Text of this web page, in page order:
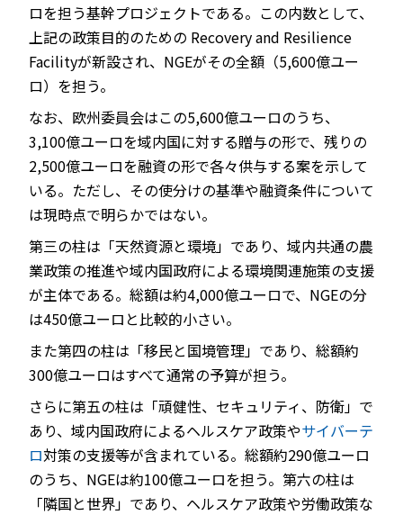
ロを担う基幹プロジェクトである。この内数として、
上記の政策目的のための Recovery and Resilience
Facilityが新設され、NGEがその全額（5,600億ユー
ロ）を担う。
なお、欧州委員会はこの5,600億ユーロのうち、
3,100億ユーロを域内国に対する贈与の形で、残りの
2,500億ユーロを融資の形で各々供与する案を示して
いる。ただし、その使分けの基準や融資条件について
は現時点で明らかではない。
第三の柱は「天然資源と環境」であり、域内共通の農
業政策の推進や域内国政府による環境関連施策の支援
が主体である。総額は約4,000億ユーロで、NGEの分
は450億ユーロと比較的小さい。
また第四の柱は「移民と国境管理」であり、総額約
300億ユーロはすべて通常の予算が担う。
さらに第五の柱は「頑健性、セキュリティ、防衛」で
あり、域内国政府によるヘルスケア政策やサイバーテ
ロ対策の支援等が含まれている。総額約290億ユーロ
のうち、NGEは約100億ユーロを担う。第六の柱は
「隣国と世界」であり、ヘルスケア政策や労働政策な